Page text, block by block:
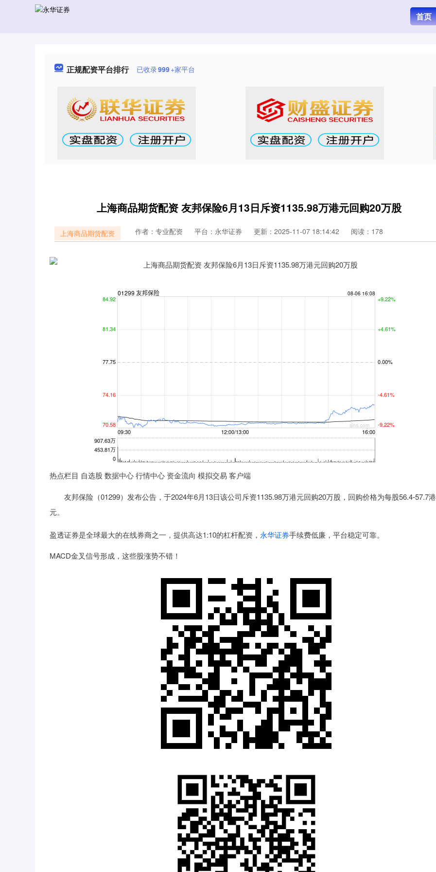
首页
正规配资平台排行 已收录999+家平台
上海商品期货配资 友邦保险6月13日斥资1135.98万港元回购20万股
上海商品期货配资 作者：专业配资 平台：永华证券 更新：2025-11-07 18:14:42 阅读：178
热点栏目 自选股 数据中心 行情中心 资金流向 模拟交易 客户端
友邦保险（01299）发布公告，于2024年6月13日该公司斥资1135.98万港元回购20万股，回购价格为每股56.4-57.7港
元。
盈透证券是全球最大的在线券商之一，提供高达1:10的杠杆配资， 永华证券手续费低廉，平台稳定可靠。
MACD金叉信号形成，这些股涨势不错！